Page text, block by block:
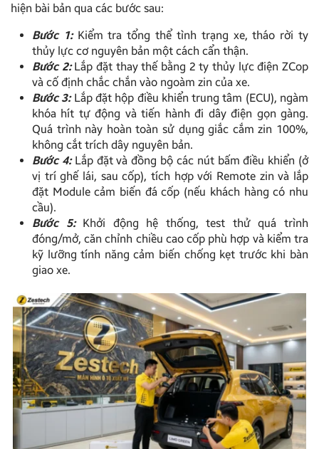
hiện bài bản qua các bước sau:
Bước 1:Kiểm tra tổng thể tình trạng xe, tháo rời ty
thủy lực cơ nguyên bản một cách cẩn thận.
Bước 2:Lắp đặt thay thế bằng 2 ty thủy lực điện ZCop
và cố định chắc chắn vào ngoàm zin của xe.
Bước 3:Lắp đặt hộp điều khiển trung tâm (ECU), ngàm
khóa hít tự động và tiến hành đi dây điện gọn gàng.
Quá trình này hoàn toàn sử dụng giắc cắm zin 100%,
không cắt trích dây nguyên bản.
Bước 4: Lắp đặt và đồng bộ các nút bấm điều khiển (ở
vị trí ghế lái, sau cốp), tích hợp với Remote zin và lắp
đặt Module cảm biến đá cốp (nếu khách hàng có nhu
cầu).
Bước 5:Khởi động hệ thống, test thử quá trình
đóng/mở, căn chỉnh chiều cao cốp phù hợp và kiểm tra
kỹ lưỡng tính năng cảm biến chống kẹt trước khi bàn
giao xe.